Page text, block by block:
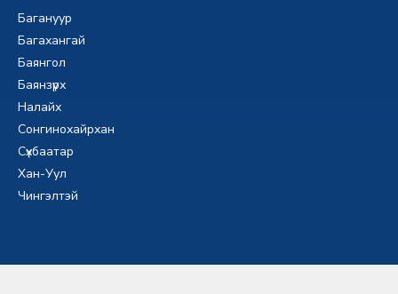
Багануур
Багахангай
Баянгол
Баянзүрх
Налайх
Сонгинохайрхан
Сүхбаатар
Хан-Уул
Чингэлтэй